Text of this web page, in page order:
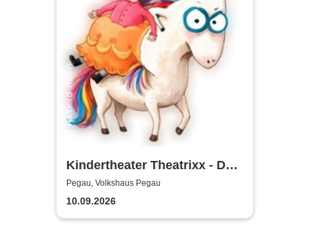
Kindertheater Theatrixx - Das
Neinhorn und der Geburtstag
Pegau, Volkshaus Pegau
10.09.2026